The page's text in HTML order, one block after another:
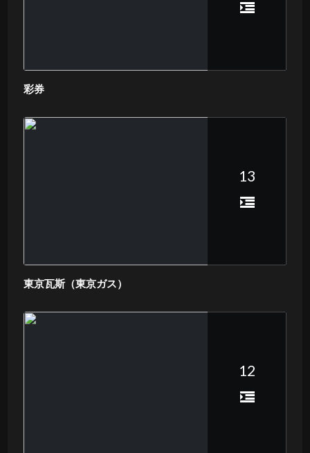
彩券
13
東京瓦斯（東京ガス）
12